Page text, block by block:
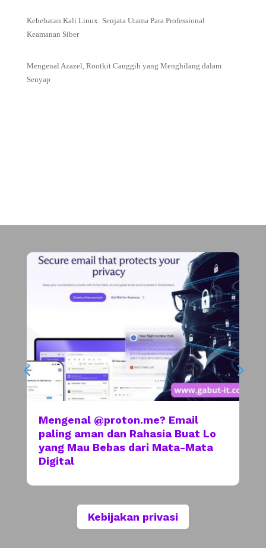
Kehebatan Kali Linux: Senjata Utama Para Professional
Keamanan Siber
Mengenal Azazel, Rootkit Canggih yang Menghilang dalam
Senyap
Mengenal @proton.me? Email
paling aman dan Rahasia Buat Lo
yang Mau Bebas dari Mata-Mata
Digital
Kebijakan privasi